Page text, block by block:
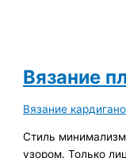
Вязание
Вязание
Стиль
узором. Только